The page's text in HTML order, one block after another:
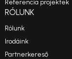
Referencia projektek
RÓLUNK
Rólunk
Irodáink
Partnerkereső